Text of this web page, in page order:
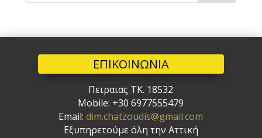
ΕΠΙΚΟΙΝΩΝΙΑ
Πειραιας ΤΚ. 18532
Mobile: +30 6977555479
Email:dim.chatzoudis@gmail.com
Εξυπηρετούμεόλη την Αττική